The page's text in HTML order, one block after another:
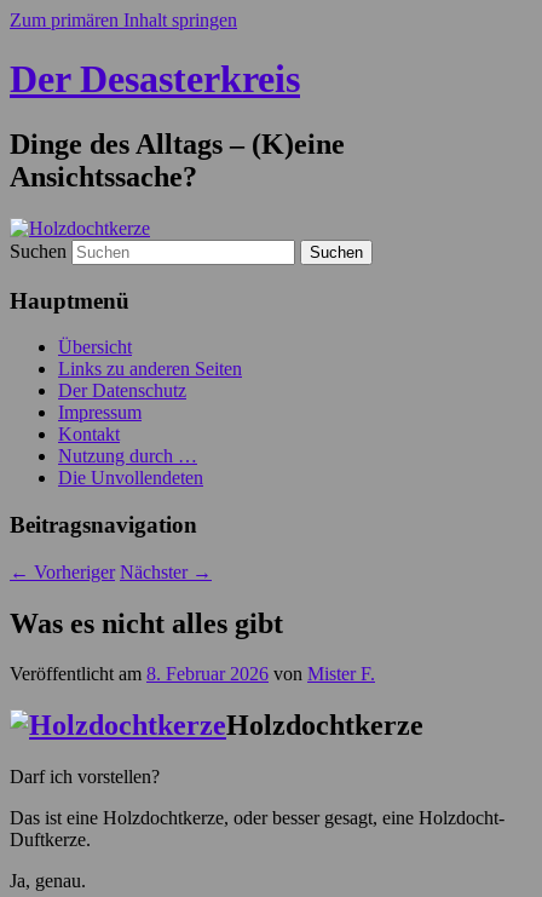
Zum primären Inhalt springen
Der Desasterkreis
Dinge des Alltags – (K)eine
Ansichtssache?
Suchen
Hauptmenü
Übersicht
Links zu anderen Seiten
Der Datenschutz
Impressum
Kontakt
Nutzung durch …
Die Unvollendeten
Beitragsnavigation
← Vorheriger Nächster →
Was es nicht alles gibt
Veröffentlicht am 8. Februar 2026 von Mister F.
Holzdochtkerze
Darf ich vorstellen?
Das ist eine Holzdochtkerze, oder besser gesagt, eine Holzdocht-
Duftkerze.
Ja, genau.